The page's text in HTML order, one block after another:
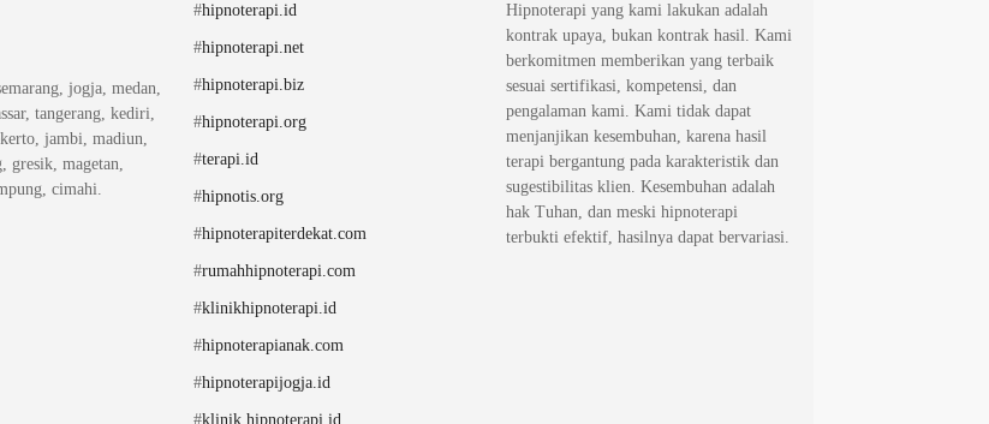
jogja, medan,
tangerang, kediri,
jambi, madiun,
gresik, magetan,
cimahi.
#hipnoterapi.id
#hipnoterapi.net
#hipnoterapi.biz
#hipnoterapi.org
#terapi.id
#hipnotis.org
#hipnoterapiterdekat.com
#rumahhipnoterapi.com
#klinikhipnoterapi.id
#hipnoterapianak.com
#hipnoterapijogja.id
#klinik.hipnoterapi.id
Hipnoterapi yang kami lakukan adalah
kontrak upaya, bukan kontrak hasil. Kami
berkomitmen memberikan yang terbaik
sesuai sertifikasi, kompetensi, dan
pengalaman kami. Kami tidak dapat
menjanjikan kesembuhan, karena hasil
terapi bergantung pada karakteristik dan
sugestibilitas klien. Kesembuhan adalah
hak Tuhan, dan meski hipnoterapi
terbukti efektif, hasilnya dapat bervariasi.